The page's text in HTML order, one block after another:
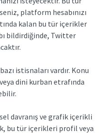
platform hesabınızı
kalan bu tür içerikler
bildirdiğinde, Twitter
istisnaları vardır. Konu
dini kurban etrafında
davranış ve grafik içerikli
bu tür içerikleri profil veya